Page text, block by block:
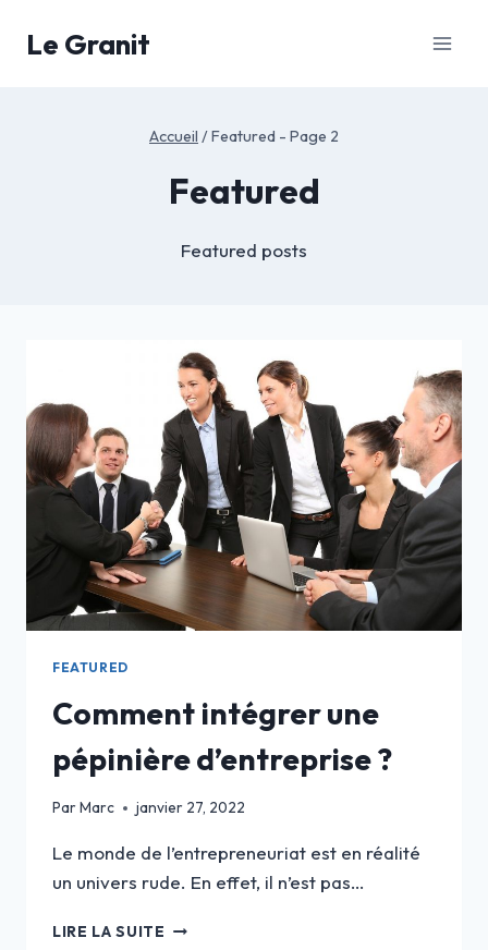
Le Granit
Accueil /Featured - Page 2
Featured
Featured posts
FEATURED
Comment intégrer une
pépinière d’entreprise ?
ParMarc janvier 27, 2022
Le monde de l’entrepreneuriat est en réalité
un univers rude. En effet, il n’est pas…
LIRE LA SUITE COMMENT